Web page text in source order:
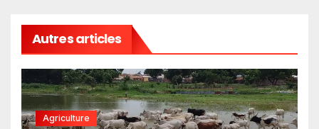
Autres articles
Agriculture